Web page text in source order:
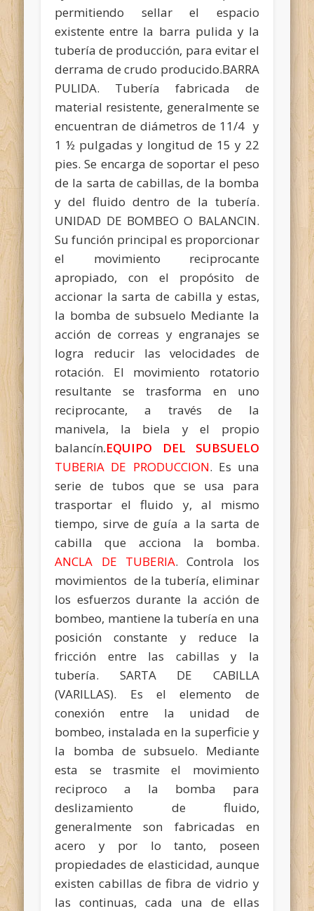
permitiendo sellar el espacio
existente entre la barra pulida y la
tubería de producción, para evitar el
derrama de crudo producido.BARRA
PULIDA. Tubería fabricada de
material resistente, generalmente se
encuentran de diámetros de 11/4 y
1 ½ pulgadas y longitud de 15 y 22
pies. Se encarga de soportar el peso
de la sarta de cabillas, de la bomba
y del fluido dentro de la tubería.
UNIDAD DE BOMBEO O BALANCIN.
Su función principal es proporcionar
el movimiento reciprocante
apropiado, con el propósito de
accionar la sarta de cabilla y estas,
la bomba de subsuelo Mediante la
acción de correas y engranajes se
logra reducir las velocidades de
rotación. El movimiento rotatorio
resultante se trasforma en uno
reciprocante, a través de la
manivela, la biela y el propio
balancín.EQUIPO DEL SUBSUELO
TUBERIA DE PRODUCCION. Es una
serie de tubos que se usa para
trasportar el fluido y, al mismo
tiempo, sirve de guía a la sarta de
cabilla que acciona la bomba.
ANCLA DE TUBERIA. Controla los
movimientos de la tubería, eliminar
los esfuerzos durante la acción de
bombeo, mantiene la tubería en una
posición constante y reduce la
fricción entre las cabillas y la
tubería. SARTA DE CABILLA
(VARILLAS). Es el elemento de
conexión entre la unidad de
bombeo, instalada en la superficie y
la bomba de subsuelo. Mediante
esta se trasmite el movimiento
reciproco a la bomba para
deslizamiento de fluido,
generalmente son fabricadas en
acero y por lo tanto, poseen
propiedades de elasticidad, aunque
existen cabillas de fibra de vidrio y
las continuas, cada una de ellas